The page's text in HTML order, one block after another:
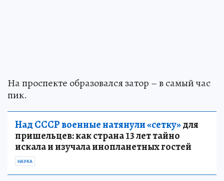
На проспекте образовался затор – в самый час
пик.
Над СССР военные натянули «сетку»для
пришельцев: как страна 13 лет тайно
искала и изучала инопланетных гостей
НАУКА